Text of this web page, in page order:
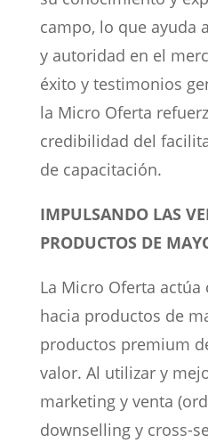
campo, lo que ayuda
y autoridad en el
éxito y testimonios
la Micro Oferta
credibilidad del
de capacitación.
IMPULSANDO LAS
PRODUCTOS DE
La Micro Oferta
hacia productos de
productos premium
valor. Al utilizar y
marketing y venta
downselling y cross-